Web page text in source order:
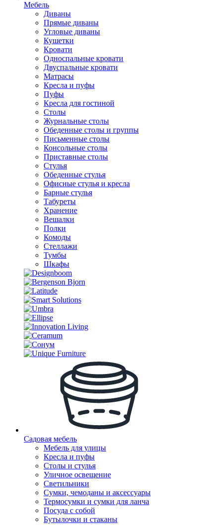
Мебель
Диваны
Прямые диваны
Угловые диваны
Кушетки
Кровати
Односпальные кровати
Двуспальные кровати
Матрасы
Кресла и пуфы
Пуфы
Кресла для гостиной
Столы
Журнальные столы
Обеденные столы и группы
Письменные столы
Консольные столы
Приставные столы
Стулья
Обеденные стулья
Офисные стулья и кресла
Барные стулья
Табуреты
Хранение
Вешалки
Полки
Комоды
Стеллажи
Тумбы
Шкафы
Садовая мебель
Мебель для улицы
Кресла и пуфы
Столы и стулья
Уличное освещение
Светильники
Сумки, чемоданы и аксессуары
Термосумки и сумки для ланча
Посуда с собой
Бутылочки и стаканы